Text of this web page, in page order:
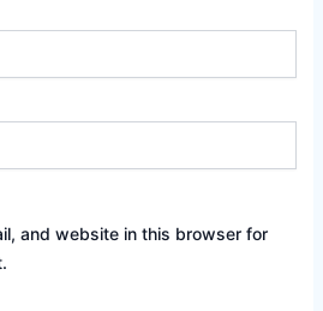
and website in this browser for